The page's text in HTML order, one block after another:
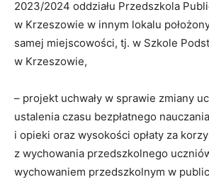
2023/2024 oddziału Przedszkola
w Krzeszowie w innym lokalu
samej miejscowości, tj. w Szkole
w Krzeszowie,
– projekt uchwały w sprawie zmiany
ustalenia czasu bezpłatnego
i opieki oraz wysokości opłaty za
z wychowania przedszkolnego
wychowaniem przedszkolnym w